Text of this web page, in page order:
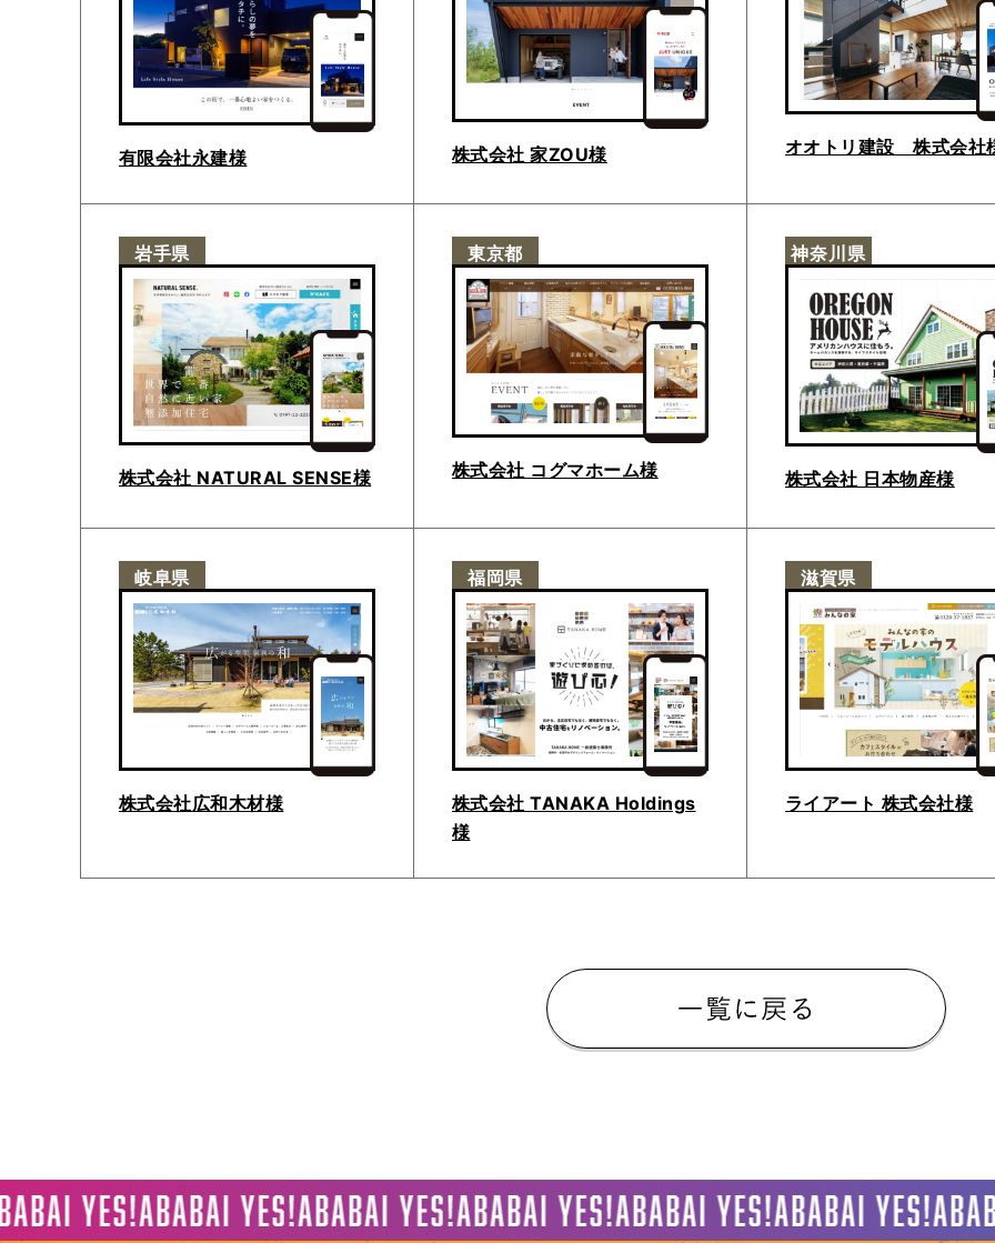
有限会社永建様 株式会社 家ZOU様 オオトリ建設 株式会社
岩手県
株式会社 NATURAL SENSE様
東京都
株式会社 コグマホーム様
神奈川県
株式会社 日本物産様
岐阜県
株式会社広和木材様
福岡県
株式会社 TANAKA Holdings
様
滋賀県
ライアート 株式会社様